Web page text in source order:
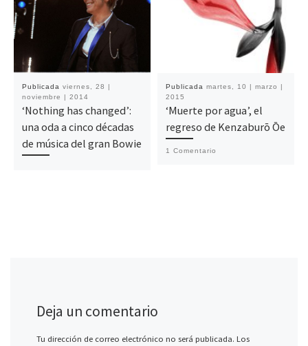
Publicada viernes, 28 |
noviembre | 2014
‘Nothing has changed’:
una oda a cinco décadas
de música del gran Bowie
Publicada martes, 10 | marzo |
2015
‘Muerte por agua’, el
regreso de Kenzaburō Ōe
1 Comentario
Deja un comentario
Tu dirección de correo electrónico no será publicada. Los